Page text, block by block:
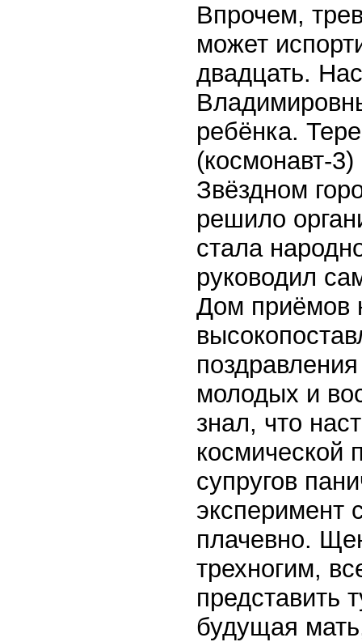
Впрочем,
может
двадцать.
ребёнка.
(космонавт-
Звёздном
решило
стала
руководил
Дом приёмов
молодых и
знал, что
космической
супругов
эксперимент
плачевно.
трехногим,
представить
будущая